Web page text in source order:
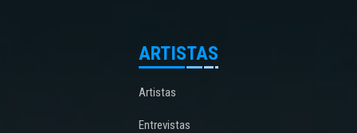
ARTISTAS
Artistas
Entrevistas